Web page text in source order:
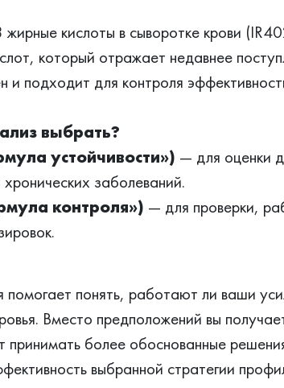
кислоты в сыворотке крови
который отражает недавнее
и подходит для контроля
выбрать?
устойчивости») — для оценки
заболеваний.
контроля») — для проверки,
понять, работают ли ваши
Вместо предположений вы
принимать более обоснованные
выбранной стратегии